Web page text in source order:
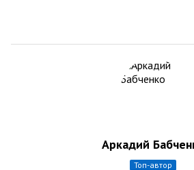
Аркадий
топ-автор